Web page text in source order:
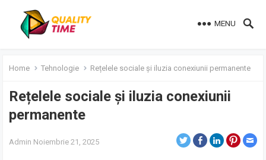
MENU
Home Tehnologie Rețelele sociale și iluzia conexiunii permanente
Rețelele sociale și iluzia conexiunii
permanente
Admin Noiembrie 21, 2025